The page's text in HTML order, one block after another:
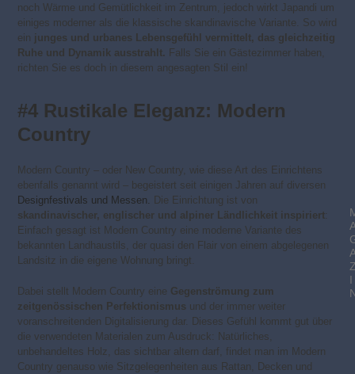
noch Wärme und Gemütlichkeit im Zentrum, jedoch wirkt Japandi um
einiges moderner als die klassische skandinavische Variante. So wird
ein junges und urbanes Lebensgefühl vermittelt, das gleichzeitig
Ruhe und Dynamik ausstrahlt. Falls Sie ein Gästezimmer haben,
richten Sie es doch in diesem angesagten Stil ein!
#4 Rustikale Eleganz: Modern
Country
Modern Country – oder New Country, wie diese Art des Einrichtens
ebenfalls genannt wird – begeistert seit einigen Jahren auf diversen
Designfestivals und Messen.
Die Einrichtung ist von
skandinavischer, englischer und alpiner Ländlichkeit inspiriert:
Einfach gesagt ist Modern Country eine moderne Variante des
bekannten Landhaustils, der quasi den Flair von einem abgelegenen
Landsitz in die eigene Wohnung bringt.
Dabei stellt Modern Country eine Gegenströmung zum
zeitgenössischen Perfektionismus und der immer weiter
voranschreitenden Digitalisierung dar. Dieses Gefühl kommt gut über
die verwendeten Materialen zum Ausdruck: Natürliches,
unbehandeltes Holz, das sichtbar altern darf, findet man im Modern
Country genauso wie Sitzgelegenheiten aus Rattan, Decken und
I